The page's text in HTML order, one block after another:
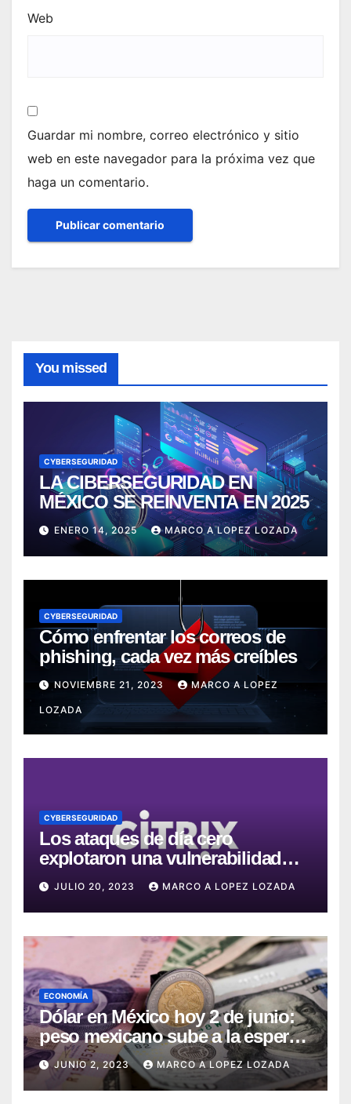
Web
Guardar mi nombre, correo electrónico y sitio
web en este navegador para la próxima vez que
haga un comentario.
You missed
CYBERSEGURIDAD
LA CIBERSEGURIDAD EN
MÉXICO SE REINVENTA EN 2025
ENERO 14, 2025 MARCO A LOPEZ LOZADA
CYBERSEGURIDAD
Cómo enfrentar los correos de
phishing, cada vez más creíbles
NOVIEMBRE 21, 2023 MARCO A LOPEZ
LOZADA
CYBERSEGURIDAD
Los ataques de día cero
explotaron una vulnerabilidad
crítica en Citrix ADC y Gateway
JULIO 20, 2023 MARCO A LOPEZ LOZADA
ECONOMÍA
Dólar en México hoy 2 de junio:
peso mexicano sube a la espera
del dato de empleo en EE.UU.
JUNIO 2, 2023 MARCO A LOPEZ LOZADA